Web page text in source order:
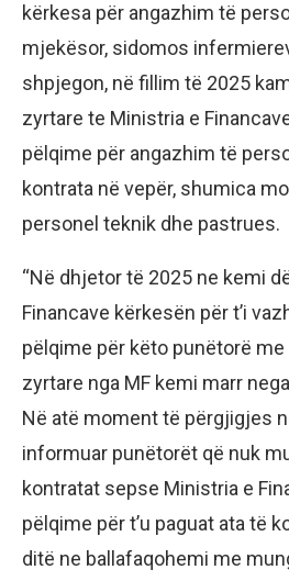
kërkesa për angazhim të
mjekësor, sidomos
shpjegon, në fillim të 2025
zyrtare te Ministria e
pëlqime për angazhim të
kontrata në vepër, shumica
personel teknik dhe pastrues.
“Në dhjetor të 2025 ne kemi
Financave kërkesën për t’i
pëlqime për këto punëtorë
zyrtare nga MF kemi marr
Në atë moment të përgjigjes
informuar punëtorët që nuk
kontratat sepse Ministria e
pëlqime për t’u paguat ata të
ditë ne ballafaqohemi me